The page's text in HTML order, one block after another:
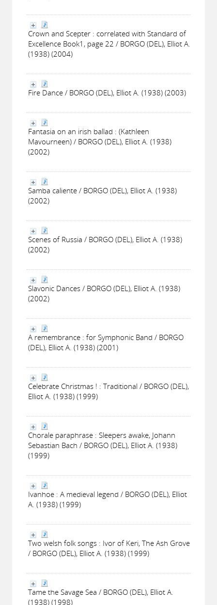
Crown and Scepter : correlated with Standard of
Excellence Book1, page 22 / BORGO (DEL), Elliot A.
(1938) (2004)
Fire Dance / BORGO (DEL), Elliot A. (1938) (2003)
Fantasia on an irish ballad : (Kathleen
Mavourneen) / BORGO (DEL), Elliot A. (1938)
(2002)
Samba caliente / BORGO (DEL), Elliot A. (1938)
(2002)
Scenes of Russia / BORGO (DEL), Elliot A. (1938)
(2002)
Slavonic Dances / BORGO (DEL), Elliot A. (1938)
(2002)
A remembrance : for Symphonic Band / BORGO
(DEL), Elliot A. (1938) (2001)
Celebrate Christmas ! : Traditional / BORGO (DEL),
Elliot A. (1938) (1999)
Chorale paraphrase : Sleepers awake, Johann
Sebastian Bach / BORGO (DEL), Elliot A. (1938)
(1999)
Ivanhoe : A medieval legend / BORGO (DEL), Elliot
A. (1938) (1999)
Two welsh folk songs : Ivor of Keri, The Ash Grove
/ BORGO (DEL), Elliot A. (1938) (1999)
Tame the Savage Sea / BORGO (DEL), Elliot A.
(1938) (1998)